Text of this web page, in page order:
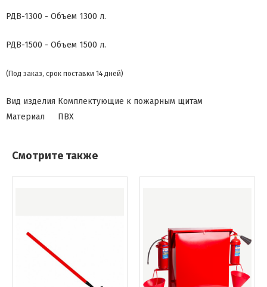
РДВ-1300 - Объем 1300 л.
РДВ-1500 - Объем 1500 л.
(Под заказ, срок поставки 14 дней)
Вид изделия Комплектующие к пожарным щитам
Материал
ПВХ
Смотрите также